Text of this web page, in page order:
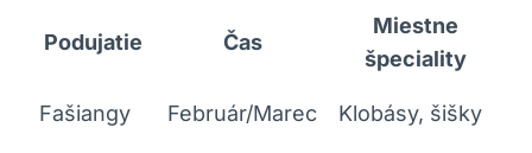
Podujatie Čas
Miestne
špeciality
Fašiangy Február/Marec Klobásy, šišky